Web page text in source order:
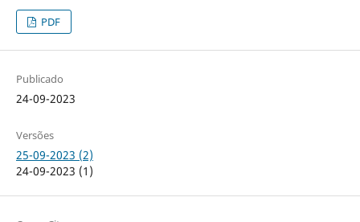
PDF
Publicado
24-09-2023
Versões
25-09-2023 (2)
24-09-2023 (1)